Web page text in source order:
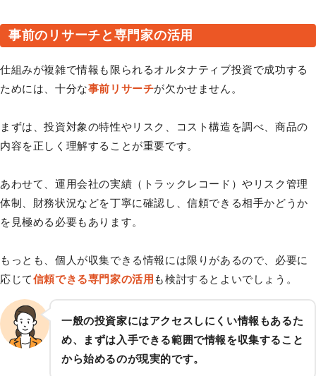
事前のリサーチと専門家の活用
仕組みが複雑で情報も限られるオルタナティブ投資で成功する
ためには、十分な事前リサーチが欠かせません。
まずは、投資対象の特性やリスク、コスト構造を調べ、商品の
内容を正しく理解することが重要です。
あわせて、運用会社の実績（トラックレコード）やリスク管理
体制、財務状況などを丁寧に確認し、信頼できる相手かどうか
を見極める必要もあります。
もっとも、個人が収集できる情報には限りがあるので、必要に
応じて信頼できる専門家の活用 も検討するとよいでしょう。
一般の投資家にはアクセスしにくい情報もあるた
め、まずは入手できる範囲で情報を収集すること
から始めるのが現実的です。